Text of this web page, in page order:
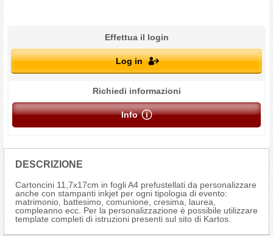
Effettua il login
Log in
Richiedi informazioni
Info
DESCRIZIONE
Cartoncini 11,7x17cm in fogli A4 prefustellati da personalizzare
anche con stampanti inkjet per ogni tipologia di evento:
matrimonio, battesimo, comunione, cresima, laurea,
compleanno ecc. Per la personalizzazione è possibile utilizzare
template completi di istruzioni presenti sul sito di Kartos.